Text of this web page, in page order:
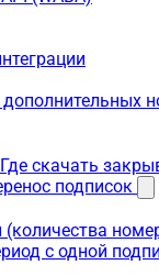
скачать
подписок
с одной